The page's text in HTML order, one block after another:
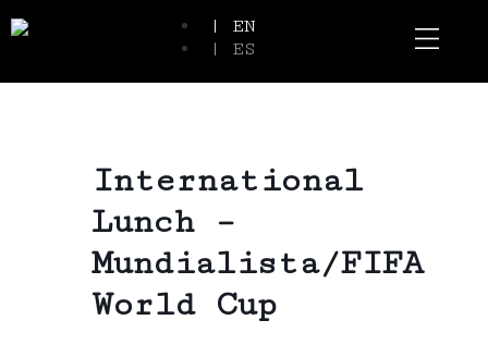
| EN
| ES
International
Lunch –
Mundialista/FIFA
World Cup